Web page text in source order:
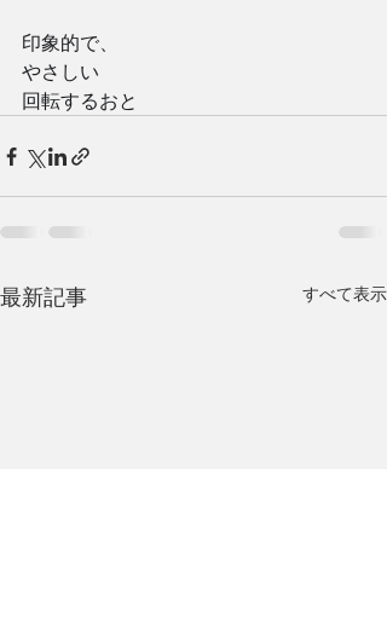
印象的で、
やさしい
回転するおと
最新記事 すべて表示